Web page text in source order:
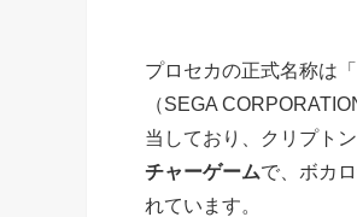
プロセカの正式名称は
（SEGA
当しており、クリプト
チャーゲームで、ボカ
れています。